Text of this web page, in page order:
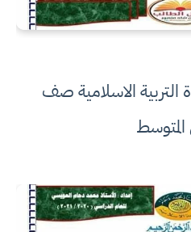
التربية الاسلامية صف
المتوسط